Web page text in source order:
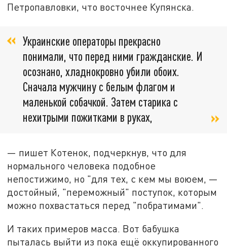
Петропавловки, что восточнее Купянска.
Украинские операторы прекрасно
понимали, что перед ними гражданские. И
осознано, хладнокровно убили обоих.
Сначала мужчину с белым флагом и
маленькой собачкой. Затем старика с
нехитрыми пожитками в руках,
— пишет Котенок, подчеркнув, что для
нормального человека подобное
непостижимо, но "для тех, с кем мы воюем, —
достойный, "переможный" поступок, которым
можно похвастаться перед "побратимами".
И таких примеров масса. Вот бабушка
пыталась выйти из пока ещё оккупированного